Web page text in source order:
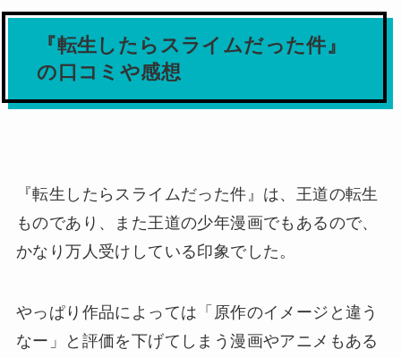
『転生したらスライムだった件』
の口コミや感想
『転生したらスライムだった件』は、王道の転生
ものであり、また王道の少年漫画でもあるので、
かなり万人受けしている印象でした。
やっぱり作品によっては「原作のイメージと違う
なー」と評価を下げてしまう漫画やアニメもある